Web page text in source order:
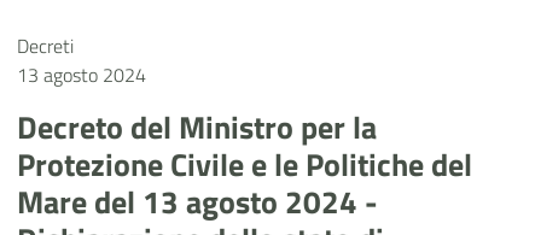
Decreti
13 agosto 2024
Decreto del Ministro per la
Protezione Civile e le Politiche del
Mare del 13 agosto 2024 -